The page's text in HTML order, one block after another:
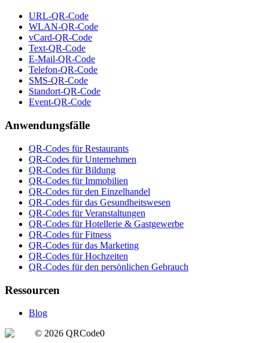
URL-QR-Code
WLAN-QR-Code
vCard-QR-Code
Text-QR-Code
E-Mail-QR-Code
Telefon-QR-Code
SMS-QR-Code
Standort-QR-Code
Event-QR-Code
Anwendungsfälle
QR-Codes für Restaurants
QR-Codes für Unternehmen
QR-Codes für Bildung
QR-Codes für Immobilien
QR-Codes für den Einzelhandel
QR-Codes für das Gesundheitswesen
QR-Codes für Veranstaltungen
QR-Codes für Hotellerie & Gastgewerbe
QR-Codes für Fitness
QR-Codes für das Marketing
QR-Codes für Hochzeiten
QR-Codes für den persönlichen Gebrauch
Ressourcen
Blog
© 2026 QRCode0